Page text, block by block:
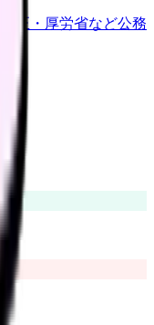
正・厚労省など公務